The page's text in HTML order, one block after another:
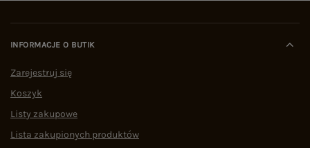
INFORMACJE O BUTIK
Zarejestruj się
Koszyk
Listy zakupowe
Lista zakupionych produktów